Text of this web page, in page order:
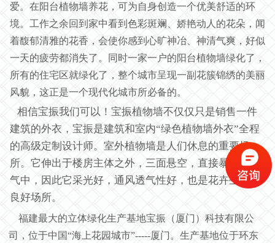
爱。在阳台植物墙养花，可为自身创造一个优美舒适的环
境。工作之余回到家中看到色彩斑斓、娇艳动人的花朵，闻
着馥郁清雅的花香，会使你感到心旷神冶、神清气爽，好似
一天的疲劳都消失了。同时一家一户的阳台植物墙绿化了，
所有的住宅区就绿化了，整个城市呈现一副花簇锦绣的美丽
风貌，这正是一个现代化城市所必备的。
相信宝振我们可以！宝振植物墙不仅仅只是销售一件
建筑的外衣，宝振是建筑和室内“绿色植物墙外衣”全程
的高级定制设计师。室外植物墙是人们休息的重要场
所。它伸出于楼房主体之外，三面悬空，直接暴露在空
气中，因此它采光好，通风透气性好，也是花卉生长的
良好场所。
福建最大的立体绿化生产基地宝振（厦门）科技有限公
司，位于中国“海上花园城市”-----厦门。生产基地位于环东